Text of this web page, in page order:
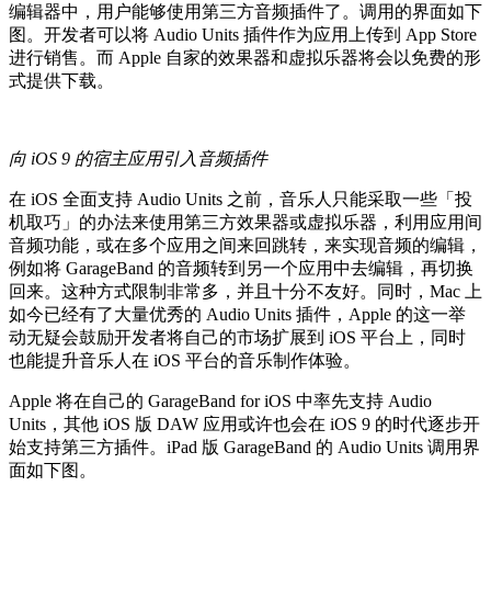
编辑器中，用户能够使用第三方音频插件了。调用的界面如下
图。开发者可以将 Audio Units 插件作为应用上传到 App Store
进行销售。而 Apple 自家的效果器和虚拟乐器将会以免费的形
式提供下载。
向 iOS 9 的宿主应用引入音频插件
在 iOS 全面支持 Audio Units 之前，音乐人只能采取一些「投
机取巧」的办法来使用第三方效果器或虚拟乐器，利用应用间
音频功能，或在多个应用之间来回跳转，来实现音频的编辑，
例如将 GarageBand 的音频转到另一个应用中去编辑，再切换
回来。这种方式限制非常多，并且十分不友好。同时，Mac 上
如今已经有了大量优秀的 Audio Units 插件，Apple 的这一举
动无疑会鼓励开发者将自己的市场扩展到 iOS 平台上，同时
也能提升音乐人在 iOS 平台的音乐制作体验。
Apple 将在自己的 GarageBand for iOS 中率先支持 Audio
Units，其他 iOS 版 DAW 应用或许也会在 iOS 9 的时代逐步开
始支持第三方插件。iPad 版 GarageBand 的 Audio Units 调用界
面如下图。